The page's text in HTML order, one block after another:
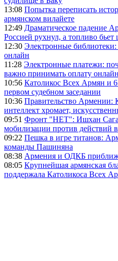
13:08 Попытка переписать
армянском вилайете
12:49 Драматическое падение
Россией рухнул, а топливо
12:30 Электронные
онлайн
11:28 Электронные платежи:
важно принимать оплату онлайн
10:56 Католикос Всех Армян и
первом судебном заседании
10:36 Правительство Армении:
интеллект хромает,
09:51 Фронт "НЕТ": Ишхан
мобилизации против действий
09:22 Пешка в игре титанов:
команды Пашиняна
08:38 Армения и ОДКБ
08:05 Крупнейшая армянская
поддержала Католикоса Всех